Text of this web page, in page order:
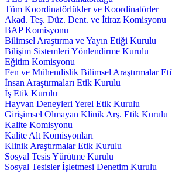
Tüm Koordinatörlükler ve Koordinatörler
Akad. Teş. Düz. Dent. ve İtiraz Komisyonu
BAP Komisyonu
Bilimsel Araştırma ve Yayın Etiği Kurulu
Bilişim Sistemleri Yönlendirme Kurulu
Eğitim Komisyonu
Fen ve Mühendislik Bilimsel Araştırmalar
İnsan Araştırmaları Etik Kurulu
İş Etik Kurulu
Hayvan Deneyleri Yerel Etik Kurulu
Girişimsel Olmayan Klinik Arş. Etik Kurulu
Kalite Komisyonu
Kalite Alt Komisyonları
Klinik Araştırmalar Etik Kurulu
Sosyal Tesis Yürütme Kurulu
Sosyal Tesisler İşletmesi Denetim Kurulu